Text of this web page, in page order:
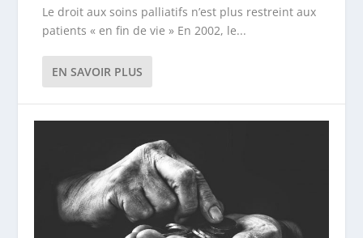
Le droit aux soins palliatifs n’est plus restreint aux
patients « en fin de vie » En 2002, le...
EN SAVOIR PLUS